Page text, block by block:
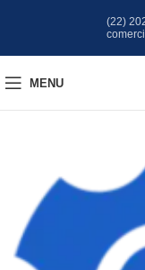
(22)
MENU